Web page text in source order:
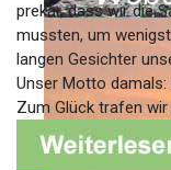
prekär, dass wir die
mussten, um
langen Gesichter
Unser Motto
Zum Glück trafen